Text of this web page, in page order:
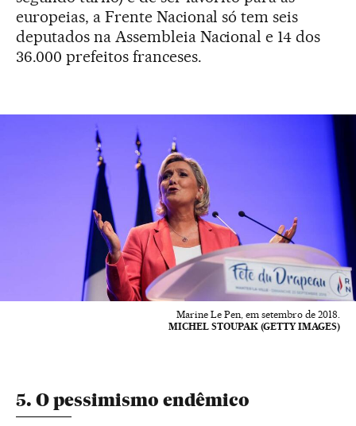
europeias, a Frente Nacional só tem seis
deputados na Assembleia Nacional e 14 dos
36.000 prefeitos franceses.
Marine Le Pen, em setembro de 2018.
MICHEL STOUPAK (GETTY IMAGES)
5. O pessimismo endêmico